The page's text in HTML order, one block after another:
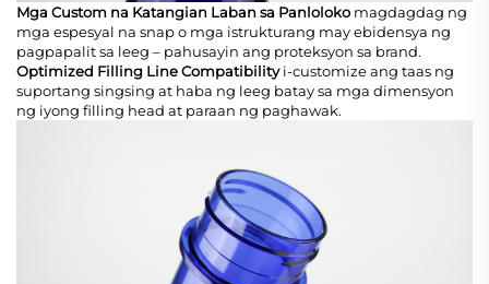
Mga Custom na Katangian Laban sa Panloloko magdagdag ng
mga espesyal na snap o mga istrukturang may ebidensya ng
pagpapalit sa leeg – pahusayin ang proteksyon sa brand.
Optimized Filling Line Compatibilityi-customize ang taas ng
suportang singsing at haba ng leeg batay sa mga dimensyon
ng iyong filling head at paraan ng paghawak.